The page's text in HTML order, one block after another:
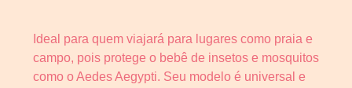
Ideal para quem viajará para lugares como praia e
campo, pois protege o bebê de insetos e mosquitos
como o Aedes Aegypti. Seu modelo é universal e